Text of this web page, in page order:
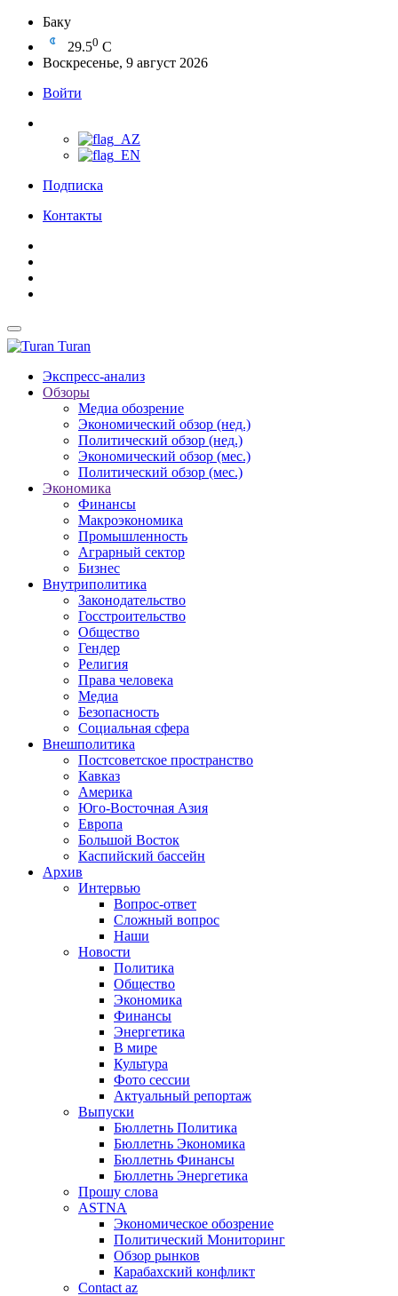
Баку
29.50 C
Воскресенье, 9 август 2026
Войти
Подписка
Контакты
Turan
Экспресс-анализ
Обзоры
Медиа обозрение
Экономический обзор (нед.)
Политический обзор (нед.)
Экономический обзор (мес.)
Политический обзор (мес.)
Экономика
Финансы
Макроэкономика
Промышленность
Аграрный сектор
Бизнес
Внутриполитика
Законодательство
Госстроительство
Общество
Гендер
Религия
Права человека
Медиа
Безопасность
Социальная сфера
Внешполитика
Постсоветское пространство
Кавказ
Америка
Юго-Восточная Азия
Европа
Большой Восток
Каспийский бассейн
Архив
Интервью
Вопрос-ответ
Сложный вопрос
Наши
Новости
Политика
Общество
Экономика
Финансы
Энергетика
В мире
Культура
Фото сессии
Актуальный репортаж
Выпуски
Бюллетнь Политика
Бюллетнь Экономика
Бюллетнь Финансы
Бюллетнь Энергетика
Прошу слова
ASTNA
Экономическое обозрение
Политический Мониторинг
Обзор рынков
Карабахский конфликт
Contact az